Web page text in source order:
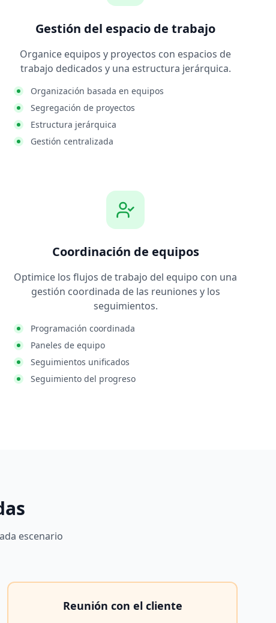
Gestión del espacio de trabajo
Organice equipos y proyectos con espacios de
trabajo dedicados y una estructura jerárquica.
Organización basada en equipos
Segregación de proyectos
Estructura jerárquica
Gestión centralizada
Coordinación de equipos
Optimice los flujos de trabajo del equipo con una
gestión coordinada de las reuniones y los
seguimientos.
Programación coordinada
Paneles de equipo
Seguimientos unificados
Seguimiento del progreso
escenario
Reunión con el cliente